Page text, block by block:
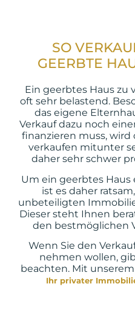
SO
GEERBTE
Ein geerbtes Haus zu
oft sehr belastend.
das eigene
Verkauf dazu noch
finanzieren muss, wird
verkaufen mitunter
daher sehr schwer
Um ein geerbtes Haus
ist es daher
unbeteiligten
Dieser steht Ihnen
den bestmöglichen
Wenn Sie den
nehmen wollen,
beachten. Mit unserem
Ihr privater